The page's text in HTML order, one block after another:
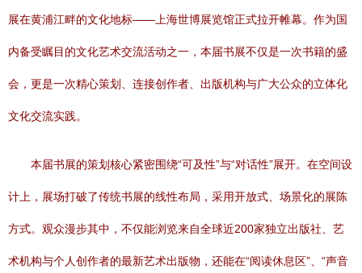
展在黄浦江畔的文化地标——上海世博展览馆正式拉开帷幕。作为国
内备受瞩目的文化艺术交流活动之一，本届书展不仅是一次书籍的盛
会，更是一次精心策划、连接创作者、出版机构与广大公众的立体化
文化交流实践。
本届书展的策划核心紧密围绕“可及性”与“对话性”展开。在空间设
计上，展场打破了传统书展的线性布局，采用开放式、场景化的展陈
方式。观众漫步其中，不仅能浏览来自全球近200家独立出版社、艺
术机构与个人创作者的最新艺术出版物，还能在“阅读休息区”、“声音